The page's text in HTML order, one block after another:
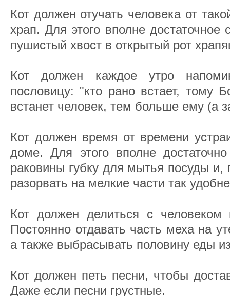
Кот должен отучать человека от
храп. Для этого вполне достаточное
пушистый хвост в открытый рот
Кот должен каждое утро
пословицу: "кто рано встает, тому
встанет человек, тем больше ему (а
Кот должен время от времени
доме. Для этого вполне
раковины губку для мытья посуды и,
разорвать на мелкие части так
Кот должен делиться с
Постоянно отдавать часть меха на
а также выбрасывать половину еды
Кот должен петь песни, чтобы
Даже если песни грустные.